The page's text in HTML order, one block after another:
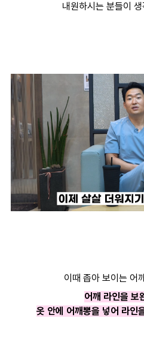
내원하시는 분들이
이때 좁아 보이는 어
어깨 라인을 보
옷 안에 어깨뽕을 넣어 라인